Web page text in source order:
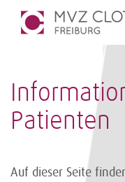
Patienten
Auf dieser Seite